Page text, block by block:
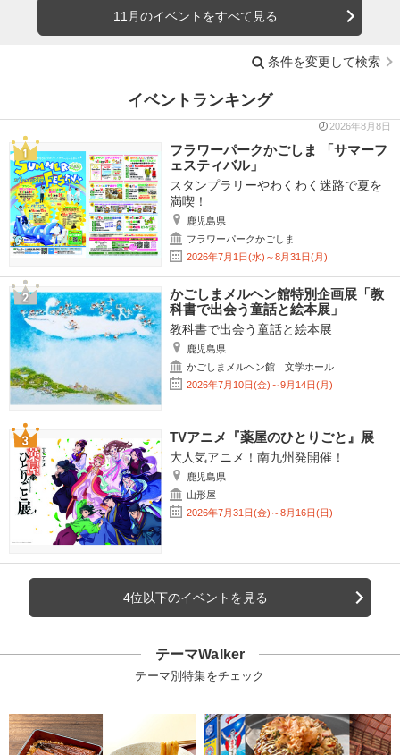
11月のイベントをすべて見る
条件を変更して検索
イベントランキング
2026年8月8日
フラワーパークかごしま 「サマーフ
ェスティバル」
スタンプラリーやわくわく迷路で夏を
満喫！
鹿児島県
フラワーパークかごしま
2026年7月1日(水)～8月31日(月)
かごしまメルヘン館特別企画展「教
科書で出会う童話と絵本展」
教科書で出会う童話と絵本展
鹿児島県
かごしまメルヘン館 文学ホール
2026年7月10日(金)～9月14日(月)
TVアニメ『薬屋のひとりごと』展
大人気アニメ！南九州発開催！
鹿児島県
山形屋
2026年7月31日(金)～8月16日(日)
4位以下のイベントを見る
テーマWalker
テーマ別特集をチェック